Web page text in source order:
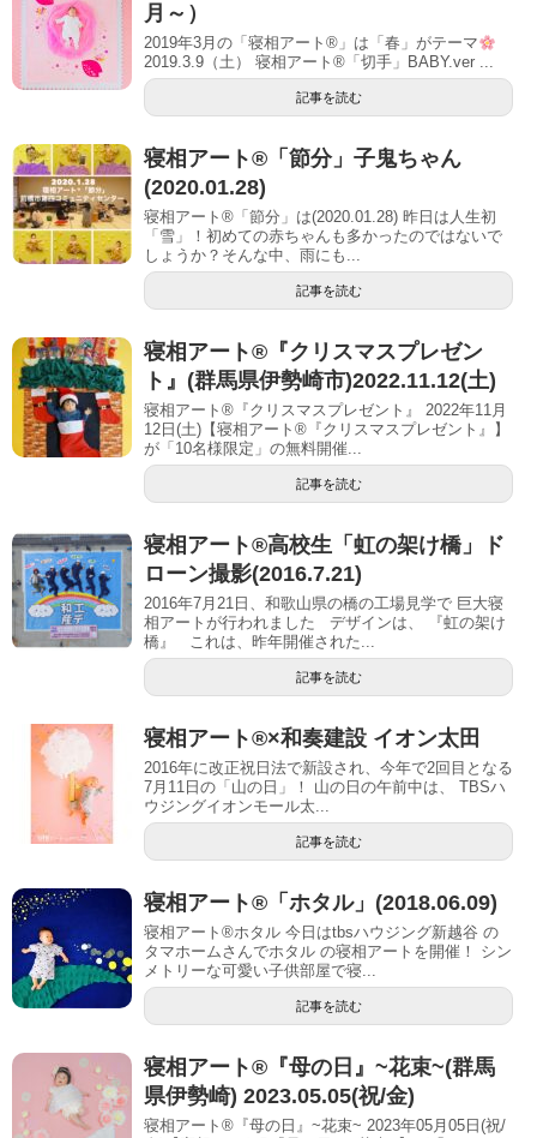
月～）
2019年3月の「寝相アート®」は「春」がテーマ
2019.3.9（土） 寝相アート®「切手」BABY.ver ...
記事を読む
寝相アート®「節分」子鬼ちゃん
(2020.01.28)
寝相アート®「節分」は(2020.01.28) 昨日は人生初
「雪」！初めての赤ちゃんも多かったのではないで
しょうか？そんな中、雨にも...
記事を読む
寝相アート®︎『クリスマスプレゼン
ト』(群馬県伊勢崎市)2022.11.12(土)
寝相アート®『クリスマスプレゼント』 2022年11月
12日(土)【寝相アート®︎『クリスマスプレゼント』】
が「10名様限定」の無料開催...
記事を読む
寝相アート®高校生「虹の架け橋」ド
ローン撮影(2016.7.21)
2016年7月21日、和歌山県の橋の工場見学で 巨大寝
相アートが行われました デザインは、 『虹の架け
橋』 これは、昨年開催された...
記事を読む
寝相アート®︎×和奏建設 イオン太田
2016年に改正祝日法で新設され、今年で2回目となる
7月11日の「山の日」！ 山の日の午前中は、 TBSハ
ウジングイオンモール太...
記事を読む
寝相アート®︎「ホタル」(2018.06.09)
寝相アート®︎ホタル 今日はtbsハウジング新越谷 の
タマホームさんでホタル の寝相アートを開催！ シン
メトリーな可愛い子供部屋で寝...
記事を読む
寝相アート®︎『母の日』~花束~(群馬
県伊勢崎) 2023.05.05(祝/金)
寝相アート®『母の日』~花束~ 2023年05月05日(祝/